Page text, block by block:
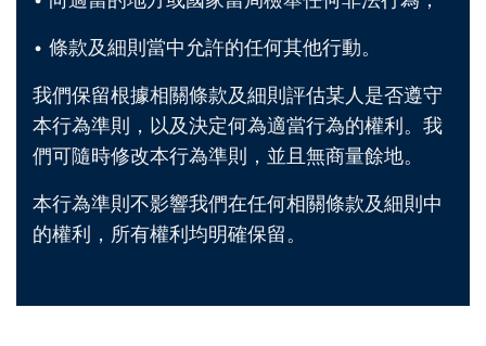
• 條款及細則當中允許的任何其他行動。
我們保留根據相關條款及細則評估某人是否遵守
本行為準則，以及決定何為適當行為的權利。我
們可隨時修改本行為準則，並且無商量餘地。
本行為準則不影響我們在任何相關條款及細則中
的權利，所有權利均明確保留。